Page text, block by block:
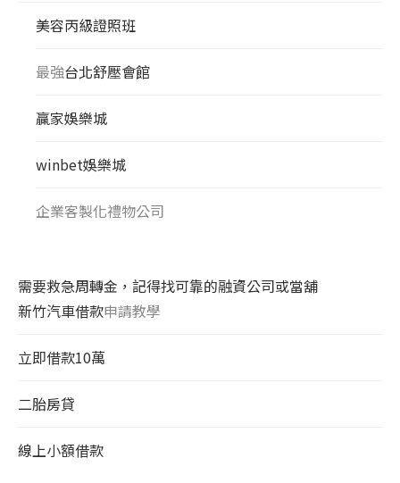
美容丙級證照班
最強台北舒壓會館
贏家娛樂城
winbet娛樂城
企業客製化禮物公司
需要救急周轉金，記得找可靠的融資公司或當舖
新竹汽車借款申請教學
立即借款10萬
二胎房貸
線上小額借款